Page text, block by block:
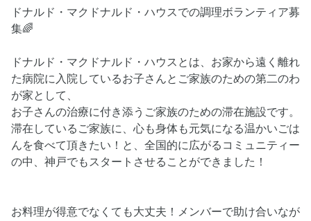
ドナルド・マクドナルド・ハウスでの調理ボランティア募
集🌈
ドナルド・マクドナルド・ハウスとは、お家から遠く離れ
た病院に入院しているお子さんとご家族のための第二のわ
が家として、
お子さんの治療に付き添うご家族のための滞在施設です。
滞在しているご家族に、心も身体も元気になる温かいごは
んを食べて頂きたい！と、全国的に広がるコミュニティー
の中、神戸でもスタートさせることができました！
お料理が得意でなくても大丈夫！メンバーで助け合いなが